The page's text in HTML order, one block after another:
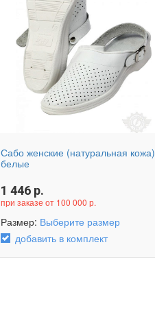
Сабо женские (натуральная кожа)
белые
1 446р.
при заказе от 100 000 р.
Размер: Выберите размер
добавить в комплект